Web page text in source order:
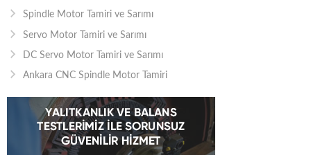
Spindle Motor Tamiri ve Sarımı
Servo Motor Tamiri ve Sarımı
DC Servo Motor Tamiri ve Sarımı
Ankara CNC Spindle Motor Tamiri